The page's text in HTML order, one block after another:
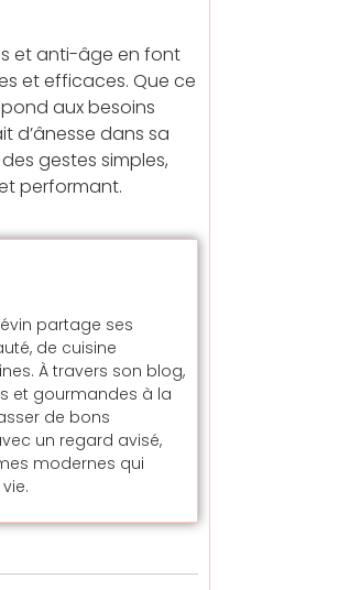
et anti-âge en font
et efficaces. Que ce
aux besoins
d’ânesse dans sa
gestes simples,
performant.
partage ses
de cuisine
À travers son blog,
et gourmandes à la
de bons
un regard avisé,
modernes qui